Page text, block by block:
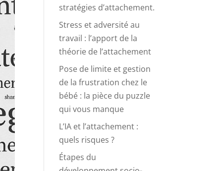
stratégies d’attachement.
Stress et adversité au
travail : l’apport de la
théorie de l’attachement
Pose de limite et gestion
de la frustration chez le
bébé : la pièce du puzzle
qui vous manque
L’IA et l’attachement :
quels risques ?
Étapes du